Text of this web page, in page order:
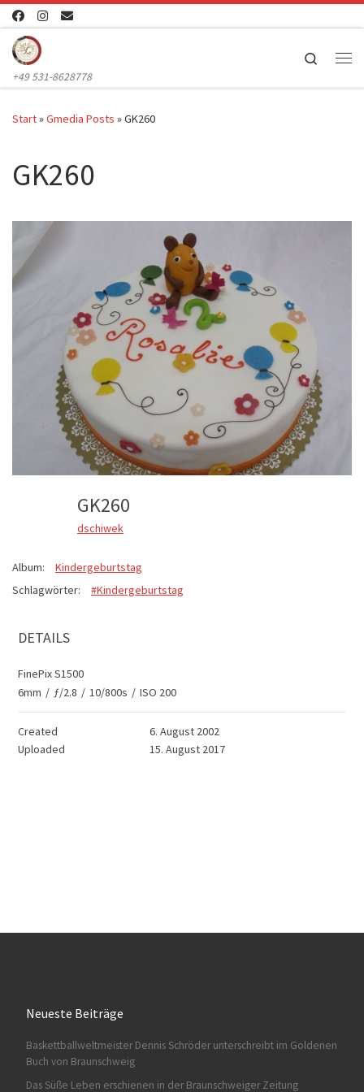
Zum Inhalt springen
+49 531-8628778
Search
Start»Gmedia Posts »GK260
GK260
GK260
dschiwek
Album:
Kindergeburtstag
Schlagwörter:
#Kindergeburtstag
DETAILS
FinePix S1500
6mm / ƒ/2.8 / 10/800s / ISO 200
Created
6. August 2002
Uploaded
15. August 2017
Neueste Beiträge
Baskettballweltmeister Dennis Schröder unterschreibt im Goldenen
Buch von Braunschweig
Das Süße Leben erschienen in der Braunschweiger Zeitung